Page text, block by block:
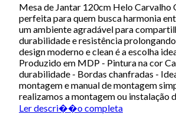
Mesa de Jantar 120cm Helo Carvalho
perfeita para quem busca harmonia
um ambiente agradável para
durabilidade e resistência
design moderno e clean é a escolha
Produzido em MDP - Pintura na cor
durabilidade - Bordas chanfradas -
montagem e manual de montagem
realizamos a montagem ou instalação
Ler descri��o completa